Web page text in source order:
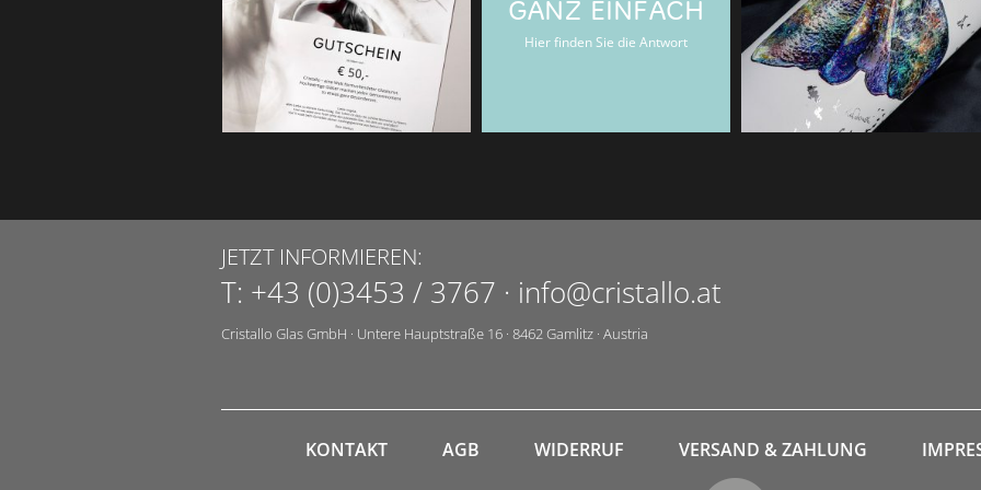
Cristallo-Gutscheinen.
GANZ EINFACH
Hier finden Sie die Antwort
JETZT INFORMIEREN:
T: +43 (0)3453 / 3767 · info@cristallo.at
Cristallo Glas GmbH · Untere Hauptstraße 16 · 8462Gamlitz · Austria
KONTAKT AGB WIDERRUF VERSAND & ZAHLUNG